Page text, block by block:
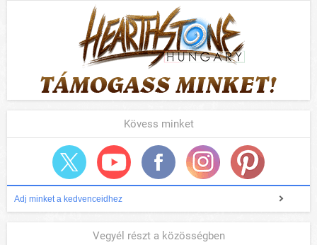
Kövess minket
Adj minket a kedvenceidhez
Vegyél részt a közösségben